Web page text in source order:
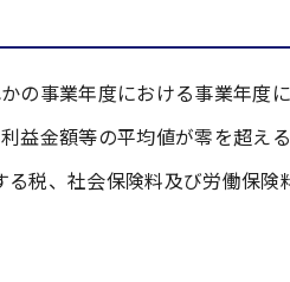
の事業年度における事業年度
益金額等の平均値が零を超える
税、社会保険料及び労働保険